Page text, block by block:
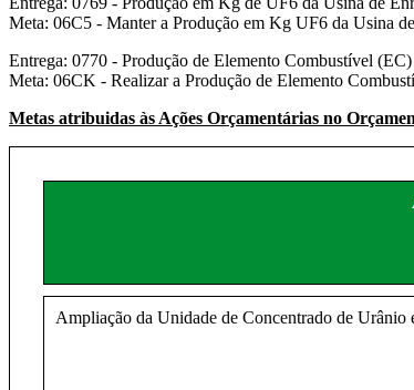
Meta: 06C5 - Manter a Produção em Kg UF6 da Usina
Entrega: 0770 - Produção de Elemento Combustível (EC)
Meta: 06CK - Realizar a Produção de Elemento
Metas atribuidas às Ações Orçamentárias no
Ampliação da Unidade de Concentrado de Urânio